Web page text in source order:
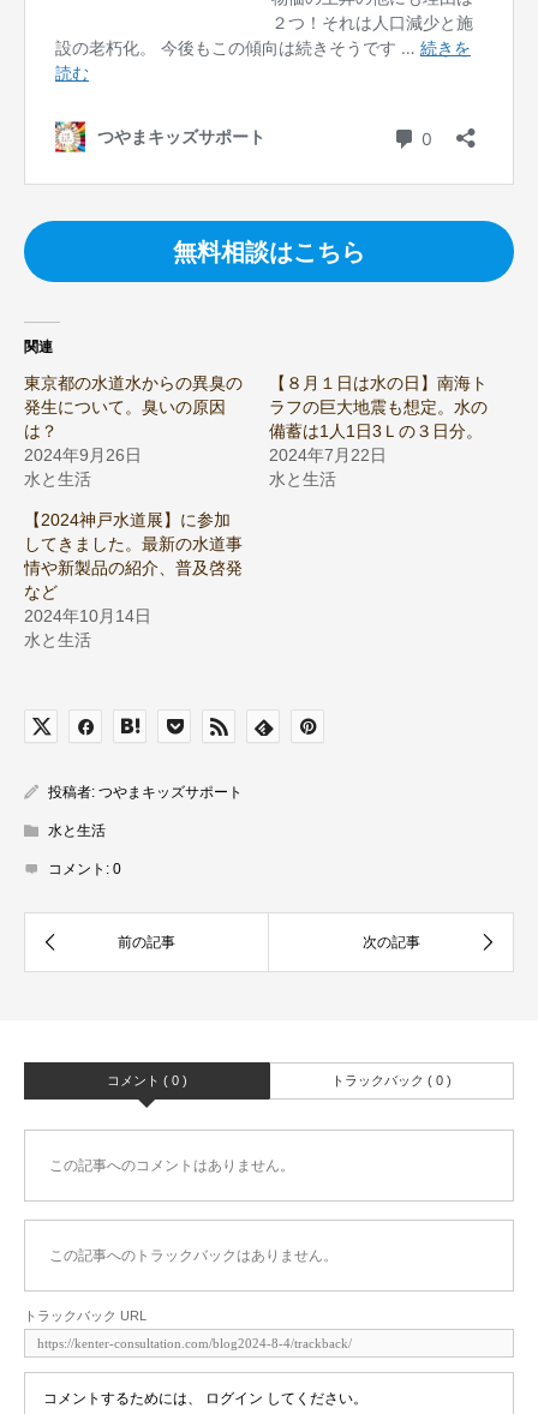
無料相談はこちら
関連
東京都の水道水からの異臭の
発生について。臭いの原因
は？
2024年9月26日
水と生活
【８月１日は水の日】南海ト
ラフの巨大地震も想定。水の
備蓄は1人1日3Ｌの３日分。
2024年7月22日
水と生活
【2024神戸水道展】に参加
してきました。最新の水道事
情や新製品の紹介、普及啓発
など
2024年10月14日
水と生活
投稿者: つやまキッズサポート
水と生活
コメント: 0
コメント ( 0 ) トラックバック ( 0 )
この記事へのコメントはありません。
この記事へのトラックバックはありません。
トラックバック URL
コメントするためには、 ログイン してください。